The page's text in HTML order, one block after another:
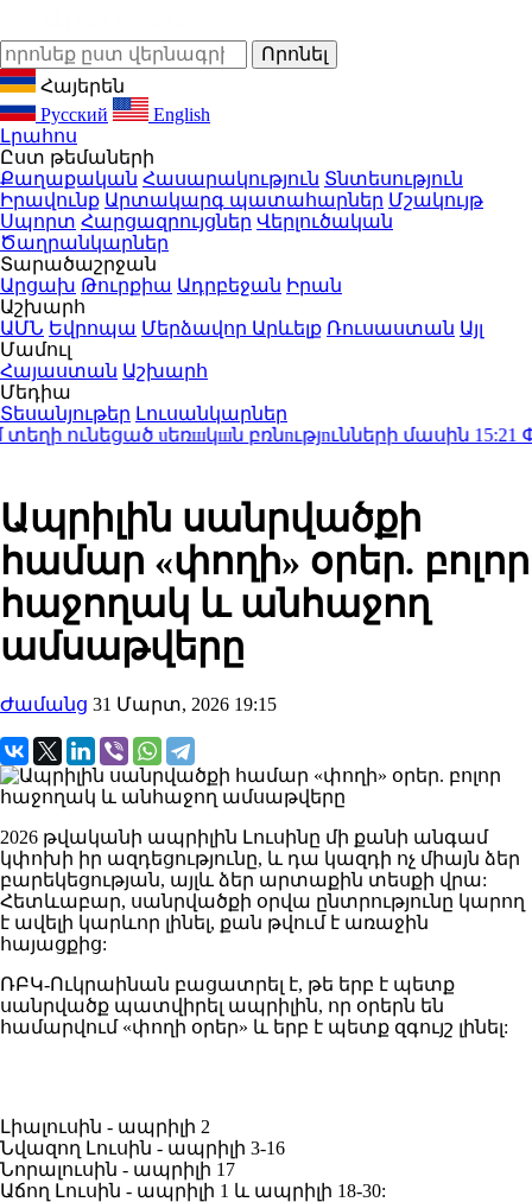
Հայերեն
Русский
English
Լրահոս
Ըստ թեմաների
Քաղաքական Հասարակություն Տնտեսություն
Իրավունք Արտակարգ պատահարներ Մշակույթ
Սպորտ Հարցազրույցներ Վերլուծական
Ծաղրանկարներ
Տարածաշրջան
Արցախ Թուրքիա Ադրբեջան Իրան
Աշխարհ
ԱՄՆ Եվրոպա Մերձավոր Արևելք Ռուսաստան Այլ
Մամուլ
Հայաստան Աշխարհ
Մեդիա
Տեսանյութեր Լուսանկարներ
uեռшկшն բռնnւթյnւնների մասին15:21
Ապրիլին սանրվածքի
համար «փողի» օրեր. բոլոր
հաջողակ և անհաջող
ամսաթվերը
Ժամանց 31 Մարտ, 2026 19:15
2026 թվականի ապրիլին Լուսինը մի քանի անգամ
կփոխի իր ազդեցությունը, և դա կազդի ոչ միայն ձեր
բարեկեցության, այլև ձեր արտաքին տեսքի վրա:
Հետևաբար, սանրվածքի օրվա ընտրությունը կարող
է ավելի կարևոր լինել, քան թվում է առաջին
հայացքից:
ՌԲԿ-Ուկրաինան բացատրել է, թե երբ է պետք
սանրվածք պատվիրել ապրիլին, որ օրերն են
համարվում «փողի օրեր» և երբ է պետք զգույշ լինել:
Լիալուսին - ապրիլի 2
Նվազող Լուսին - ապրիլի 3-16
Նորալուսին - ապրիլի 17
Աճող Լուսին - ապրիլի 1 և ապրիլի 18-30: